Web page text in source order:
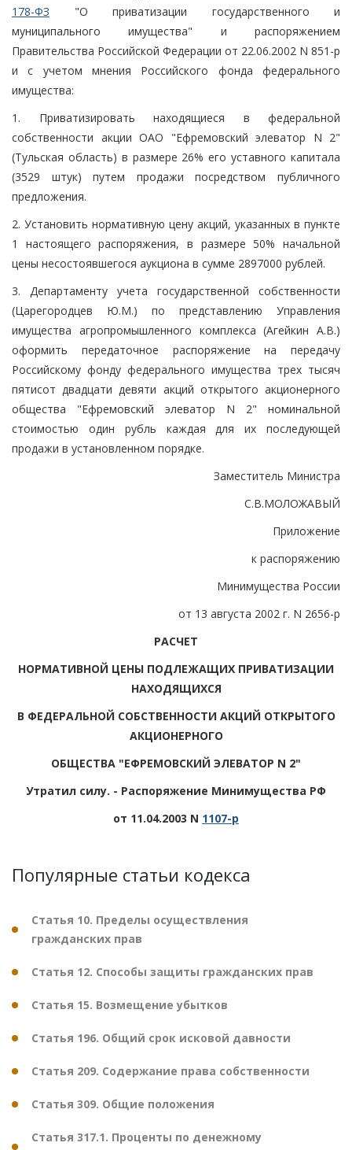
178-ФЗ "О приватизации государственного и
муниципального имущества" и распоряжением
Правительства Российской Федерации от 22.06.2002 N 851-р
и с учетом мнения Российского фонда федерального
имущества:
1. Приватизировать находящиеся в федеральной
собственности акции ОАО "Ефремовский элеватор N 2"
(Тульская область) в размере 26% его уставного капитала
(3529 штук) путем продажи посредством публичного
предложения.
2. Установить нормативную цену акций, указанных в пункте
1 настоящего распоряжения, в размере 50% начальной
цены несостоявшегося аукциона в сумме 2897000 рублей.
3. Департаменту учета государственной собственности
(Царегородцев Ю.М.) по представлению Управления
имущества агропромышленного комплекса (Агейкин А.В.)
оформить передаточное распоряжение на передачу
Российскому фонду федерального имущества трех тысяч
пятисот двадцати девяти акций открытого акционерного
общества "Ефремовский элеватор N 2" номинальной
стоимостью один рубль каждая для их последующей
продажи в установленном порядке.
Заместитель Министра
С.В.МОЛОЖАВЫЙ
Приложение
к распоряжению
Минимущества России
от 13 августа 2002 г. N 2656-р
РАСЧЕТ
НОРМАТИВНОЙ ЦЕНЫ ПОДЛЕЖАЩИХ ПРИВАТИЗАЦИИ
НАХОДЯЩИХСЯ
В ФЕДЕРАЛЬНОЙ СОБСТВЕННОСТИ АКЦИЙ ОТКРЫТОГО
АКЦИОНЕРНОГО
ОБЩЕСТВА "ЕФРЕМОВСКИЙ ЭЛЕВАТОР N 2"
Утратил силу. - Распоряжение Минимущества РФ
от 11.04.2003 N 1107-р
Популярные статьи кодекса
Статья 10. Пределы осуществления
гражданских прав
Статья 12. Способы защиты гражданских прав
Статья 15. Возмещение убытков
Статья 196. Общий срок исковой давности
Статья 209. Содержание права собственности
Статья 309. Общие положения
Статья 317.1. Проценты по денежному